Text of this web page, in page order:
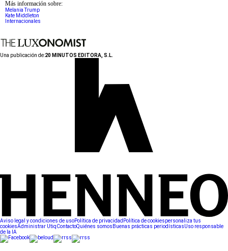
Más información sobre:
Melania Trump
Kate Middleton
Internacionales
Una publicación de:20 MINUTOS EDITORA, S.L.
Aviso legal y condiciones de usoPolítica de privacidad Política de cookiespersonaliza tus
cookiesAdministrar UtiqContactoQuiénes somos Buenas prácticas periodísticasUso responsable
de la IA